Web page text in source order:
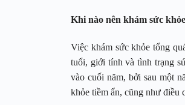
Khi nào nên khám sức
Việc khám sức khỏe tổng
tuổi, giới tính và tình trạng
vào cuối năm, bởi sau một
khỏe tiềm ẩn, cũng như điều